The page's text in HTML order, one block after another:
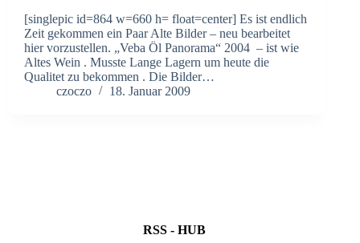
[singlepic id=864 w=660 h= float=center] Es ist endlich
Zeit gekommen ein Paar Alte Bilder – neu bearbeitet
hier vorzustellen. „Veba Öl Panorama“ 2004 – ist wie
Altes Wein . Musste Lange Lagern um heute die
Qualitet zu bekommen . Die Bilder…
czoczo
18. Januar 2009
RSS - HUB